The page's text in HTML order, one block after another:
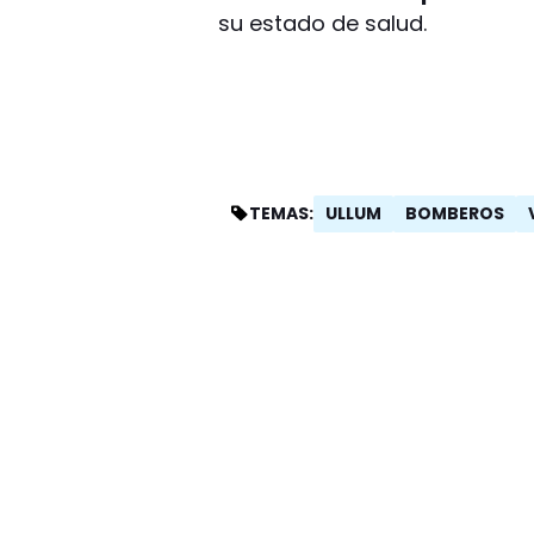
su estado de salud.
TEMAS: ULLUM BOMBEROS